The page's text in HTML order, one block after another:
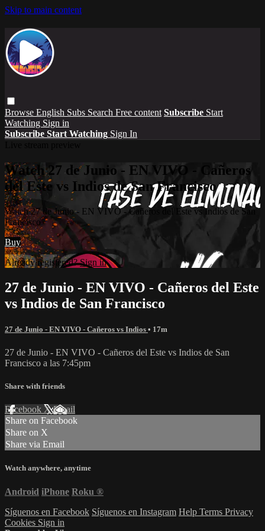
Skip to main content
Browse English Subs Search Free content Subscribe Start
Watching Sign in
Subscribe Start Watching Sign In
Watch 27 de Junio - EN VIVO - Cañeros
del Este vs Indios de San Francisco
Watch 27 de Junio - EN VIVO - Cañeros del Este vs Indios de San
Francisco
Buy
Already registered?Sign in
27 de Junio - EN VIVO - Cañeros del Este
vs Indios de San Francisco
27 de Junio - EN VIVO - Cañeros vs Indios • 17m
27 de Junio - EN VIVO - Cañeros del Este vs Indios de San
Francisco a las 7:45pm
Share with friends
Facebook XEmail
Share on Facebook
Share on X
Share via Email
Watch anywhere, anytime
Android iPhone Roku ®
Síguenos en Facebook Síguenos en Instagram Help Terms Privacy
Cookies Sign in